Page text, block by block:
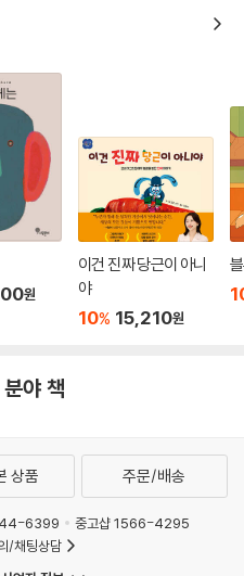
원
이건 진짜 당근이 아니
야
10% 15,210원
야 책
상품 주문/배송
6399
중고샵 1566-4295
/채팅상담